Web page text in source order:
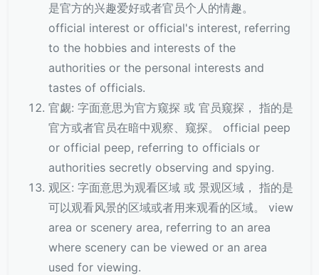
是官方的兴趣爱好或者官员个人的情趣。
official interest or official's interest, referring
to the hobbies and interests of the
authorities or the personal interests and
tastes of officials.
官觑: 字面意思为官方窥探 或 官员窥探， 指的是
官方或者官员在暗中观察、窥探。 official peep
or official peep, referring to officials or
authorities secretly observing and spying.
观区: 字面意思为观看区域 或 景观区域， 指的是
可以观看风景的区域或者用来观看的区域。 view
area or scenery area, referring to an area
where scenery can be viewed or an area
used for viewing.